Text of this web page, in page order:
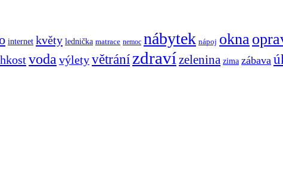
internet květy lednička matrace nemoc nábytek nápoj okna
voda výletyvětránízdraví zelenina zima zábava